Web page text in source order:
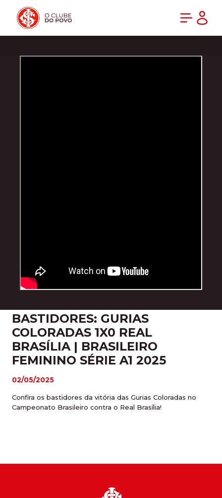
BASTIDORES: GURIAS
COLORADAS 1X0 REAL
BRASÍLIA | BRASILEIRO
FEMININO SÉRIE A1 2025
02/05/2025
Confira os bastidores da vitória das Gurias Coloradas no
Campeonato Brasileiro contra o Real Brasília!